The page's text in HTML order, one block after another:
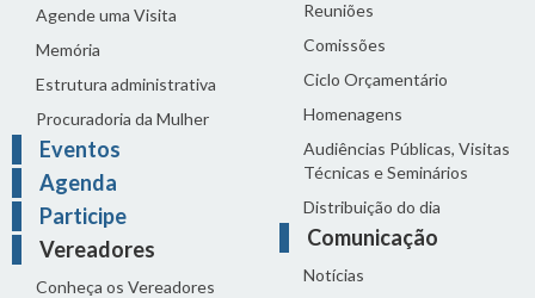
Agende uma Visita
Memória
Estrutura administrativa
Procuradoria da Mulher
Eventos
Agenda
Participe
Vereadores
Conheça os Vereadores
Reuniões
Comissões
Ciclo Orçamentário
Homenagens
Audiências Públicas, Visitas
Técnicas e Seminários
Distribuição do dia
Comunicação
Notícias